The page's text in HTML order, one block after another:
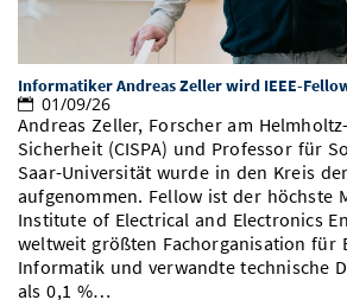
Informatiker Andreas Zeller wird IEEE-
01/09/26
Andreas Zeller, Forscher am
Sicherheit (CISPA) und Professor für
Saar-Universität wurde in den Kreis
aufgenommen. Fellow ist der höchste
Institute of Electrical and Electronics
weltweit größten Fachorganisation für
Informatik und verwandte technische
als 0,1 %…